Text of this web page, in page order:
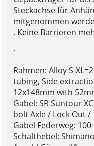
Steckachse für
mitgenommen
, Keine Barrieren
,
Rahmen: Alloy S-
tubing, Side
12x148mm with
Gabel: SR Suntour
bolt Axle / Lock Out /
Gabel Federweg: 100
Schalthebel: